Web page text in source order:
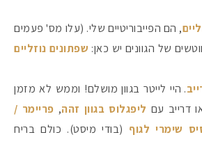
, הם הפייבוריטיים שלי. (עלו מס' פעמים
של הגוונים יש כאן: שפתונים נוזליים
. היי לייטר בגוון מושלם! וממש לא מזמן
דרייב עם ליפגלוס בגוון זהה, פריימר /
שימרי לגוף (בודי מיסט). כולם בריח